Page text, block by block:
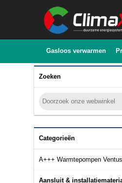
Gasloos verwarmen
Zoeken
Categorieën
A+++ Warmtepompen Ventus
Aansluit &